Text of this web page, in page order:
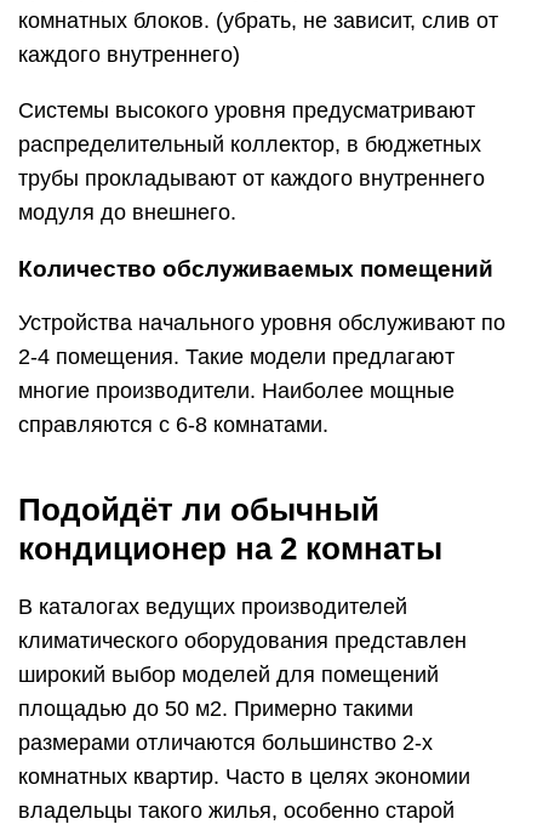
комнатных блоков. (убрать, не зависит, слив от
каждого внутреннего)
Системы высокого уровня предусматривают
распределительный коллектор, в бюджетных
трубы прокладывают от каждого внутреннего
модуля до внешнего.
Количество обслуживаемых помещений
Устройства начального уровня обслуживают по
2-4 помещения. Такие модели предлагают
многие производители. Наиболее мощные
справляются с 6-8 комнатами.
Подойдёт ли обычный
кондиционер на 2 комнаты
В каталогах ведущих производителей
климатического оборудования представлен
широкий выбор моделей для помещений
площадью до 50 м2. Примерно такими
размерами отличаются большинство 2-х
комнатных квартир. Часто в целях экономии
владельцы такого жилья, особенно старой